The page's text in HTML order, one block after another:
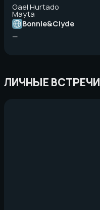
Gael Hurtado
Mayta
Bonnie&Clyde
—
ЛИЧНЫЕ ВСТРЕЧИ